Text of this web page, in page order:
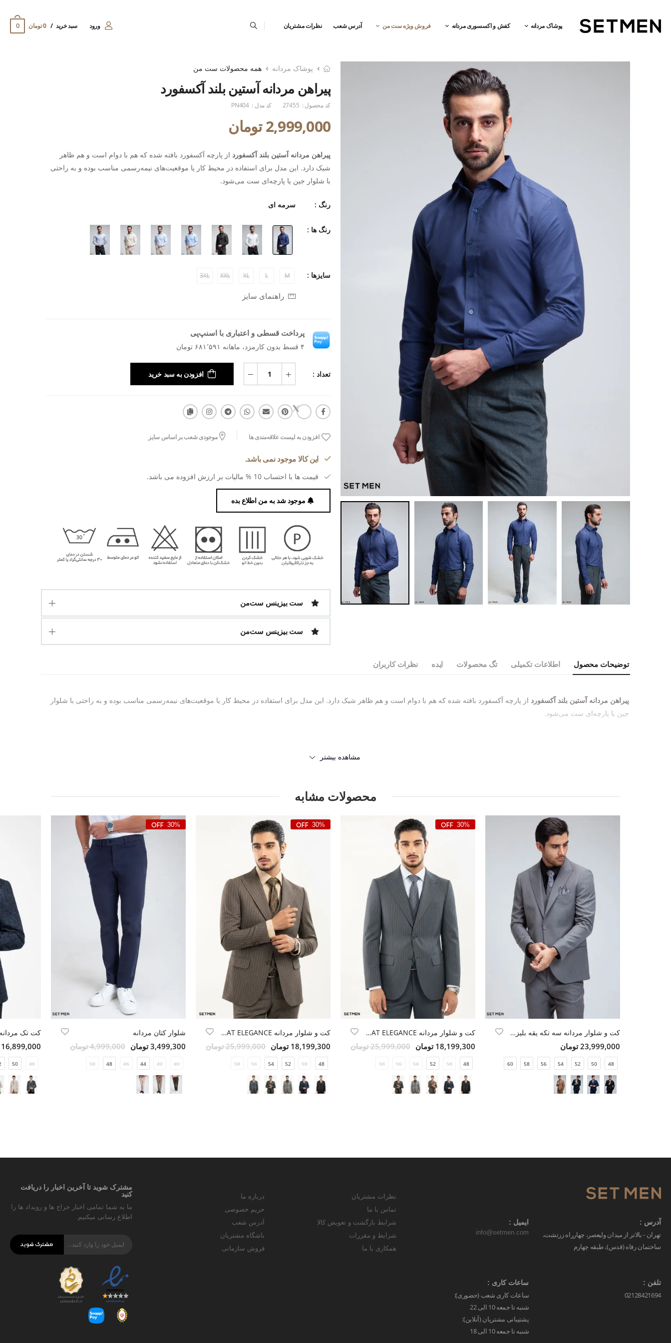
پوشاک مردانه کفش و اکسسوری مردانه فروش ویژه ست من آدرس شعب نظرات مشتریان ورود سبد خرید 0 تومان 0
پوشاک مردانه همه محصولات ست من
پیراهن مردانه آستین بلند آکسفورد
کد محصول : 27455 کد مدل : PN404
2,999,000 تومان
پیراهن مردانه آستین بلند آکسفورد از پارچه آکسفورد بافته شده که هم با دوام است و هم ظاهر
شیک دارد. این مدل برای استفاده در محیط کار یا موقعیت‌های نیمه‌رسمی مناسب بوده و به راحتی
با شلوار جین یا پارچه‌ای ست می‌شود.
رنگ : سرمه ای
رنگ ها :
سایزها : M
L
XL
XXL
3XL
راهنمای سایز
پرداخت قسطی و اعتباری با اسنپ‌پی
۴ قسط بدون کارمزد، ماهانه ۶۸۱٬۵۹۱ تومان
تعداد : افزودن به سبد خرید
افزودن به لیست علاقه‌مندی ها موجودی شعب بر اساس سایز
این کالا موجود نمی باشد.
قیمت ها با احتساب 10 % مالیات بر ارزش افزوده می باشد.
موجود شد به من اطلاع بده
ست بیزینس ست‌من
ست بیزینس ست‌من
توضیحات محصول اطلاعات تکمیلی تگ محصولات ایده نظرات کاربران
پیراهن مردانه آستین بلند آکسفورد از پارچه آکسفورد بافته شده که هم با دوام است و هم ظاهر شیک دارد. این مدل برای استفاده در محیط کار یا موقعیت‌های نیمه‌رسمی مناسب بوده و به راحتی با شلوار
جین یا پارچه‌ای ست می‌شود.
مشاهده بیشتر
محصولات مشابه
کت و شلوار مردانه سه تکه یقه بلیزر دو دکمه دو چاک
23,999,000 تومان
48
50
52
54
56
58
60
30%
کت و شلوار مردانه DIPLOMAT ELEGANCE
18,199,300 تومان 25,999,000 تومان
48
50
52
54
56
58
30%
کت و شلوار مردانه DIPLOMAT ELEGANCE
18,199,300 تومان 25,999,000 تومان
48
50
52
54
56
58
30%
شلوار کتان مردانه
3,499,300 تومان 4,999,000 تومان
40
42
44
46
48
50
کت تک
16,899,000 تومان
48
50
آدرس :
تهران - بالاتر از میدان ولیعصر، چهارراه زرتشت،
ساختمان رفاه (قدس)، طبقه چهارم
ایمیل :
info@setmen.com
تلفن :
02128421694
ساعات کاری :
ساعات کاری شعب (حضوری):
شنبه تا جمعه 10 الی 22
پشتیبانی مشتریان (آنلاین):
شنبه تا جمعه 10 الی 18
نظرات مشتریان
تماس با ما
شرایط بازگشت و تعویض کالا
شرایط و مقررات
همکاری با ما
درباره ما
حریم خصوصی
آدرس شعب
باشگاه مشتریان
فروش سازمانی
مشترک شوید تا آخرین اخبار را دریافت
کنید
ما به شما تمامی اخبار حراج ها و رویداد ها را
اطلاع رسانی میکنیم.
مشترک شوید